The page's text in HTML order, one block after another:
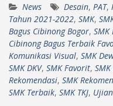
News Desain, PAT,
Tahun 2021-2022, SMK,
Bagus Cibinong Bogor, SMK
Cibinong Bagus Terbaik
Komunikasi Visual, SMK
SMK DKV, SMK Favorit,
Rekomendasi, SMK
SMK Terbaik, SMK TKJ, Ujian